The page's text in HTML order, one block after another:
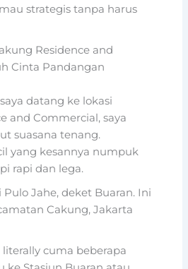
strategis tanpa harus
Residence and
Cinta Pandangan
datang ke lokasi
and Commercial, saya
suasana tenang.
yang kesannya numpuk
rapi dan lega.
Jahe, deket Buaran. Ini
Cakung, Jakarta
cuma beberapa